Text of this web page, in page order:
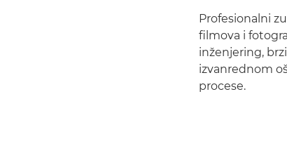
Profesionalni
filmova i
inženjering,
izvanrednom
procese.